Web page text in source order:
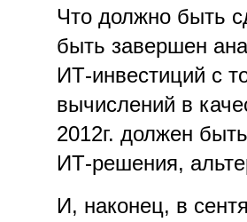
Что должно быть
быть завершен
ИТ-инвестиций с
вычислений в
2012г. должен
ИТ-решения,
И, наконец, в